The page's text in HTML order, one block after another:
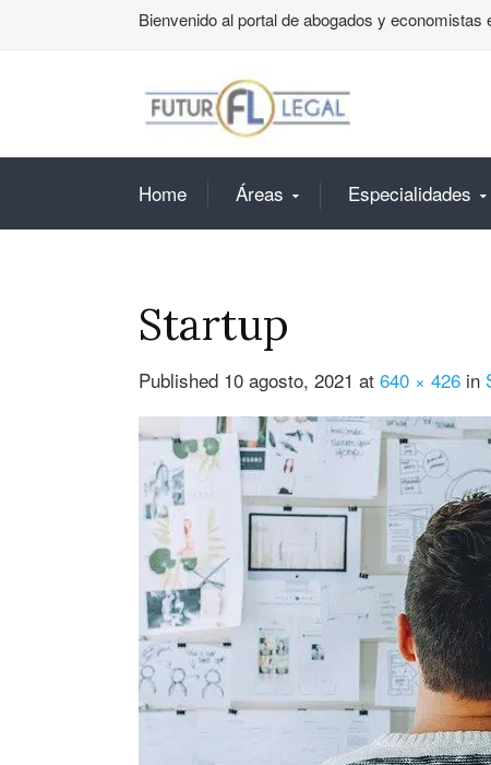
Bienvenido al portal de abogados y
Home Áreas Especialidades
Startup
Published 10 agosto, 2021 at 640 × 426 in